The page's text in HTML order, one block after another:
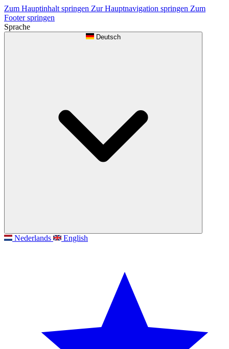
Zum Hauptinhalt springen Zur Hauptnavigation springen Zum
Footer springen
Sprache
Deutsch
Nederlands English